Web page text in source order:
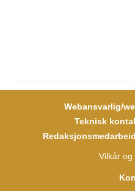
Webansvarlig/
Teknisk
Vilkår